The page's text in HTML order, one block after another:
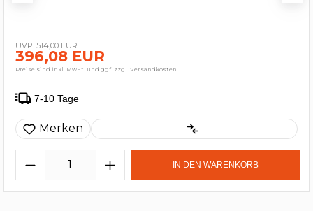
514,00 EUR
396,08 EUR
Preise sind inkl. MwSt. und ggf. zzgl. Versandkosten
7-10 Tage
Merken
IN DEN WARENKORB